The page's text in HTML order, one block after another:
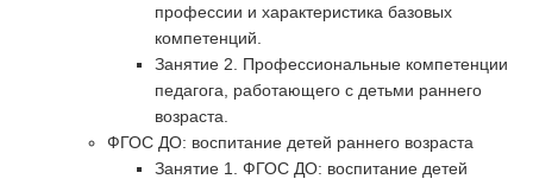
профессии и характеристика базовых
компетенций.
Занятие 2. Профессиональные компетенции
педагога, работающего с детьми раннего
возраста.
ФГОС ДО: воспитание детей раннего возраста
Занятие 1. ФГОС ДО: воспитание детей